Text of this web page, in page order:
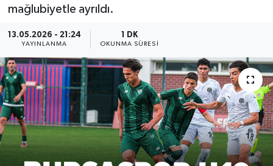
mağlubiyetle ayrıldı.
13.05.2026 - 21:24
YAYINLANMA
1 DK
OKUNMA SÜRESI